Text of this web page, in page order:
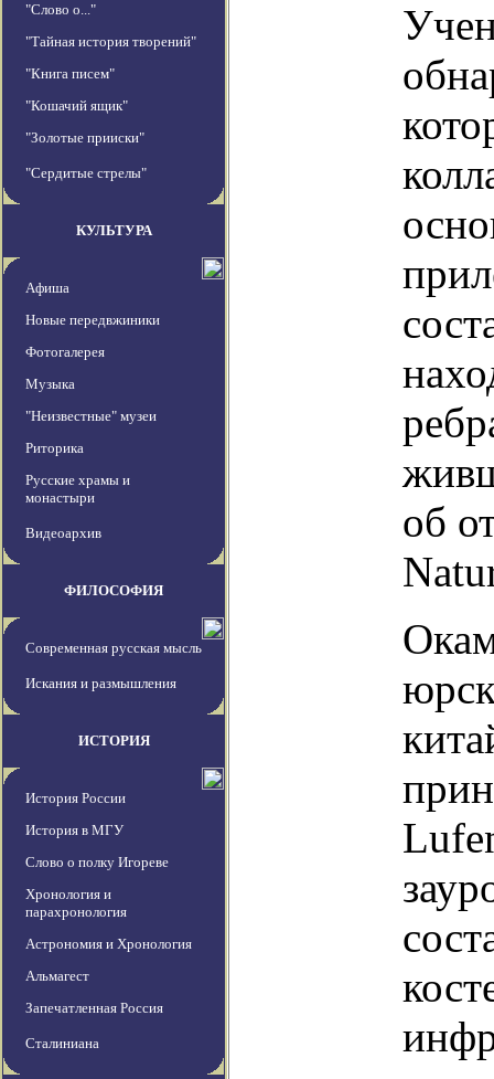
"Слово о..."
"Тайная история творений"
"Книга писем"
"Кошачий ящик"
"Золотые прииски"
"Сердитые стрелы"
КУЛЬТУРА
Афиша
Новые передвжиники
Фотогалерея
Музыка
"Неизвестные" музеи
Риторика
Русские храмы и
монастыри
Видеоархив
ФИЛОСОФИЯ
Современная русская мысль
Искания и размышления
ИСТОРИЯ
История России
История в МГУ
Слово о полку Игореве
Хронология и
парахронология
Астрономия и Хронология
Альмагест
Запечатленная Россия
Сталиниана
об